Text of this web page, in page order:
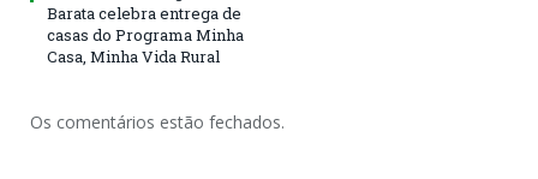
Barata celebra entrega de
casas do Programa Minha
Casa, Minha Vida Rural
Os comentários estão fechados.